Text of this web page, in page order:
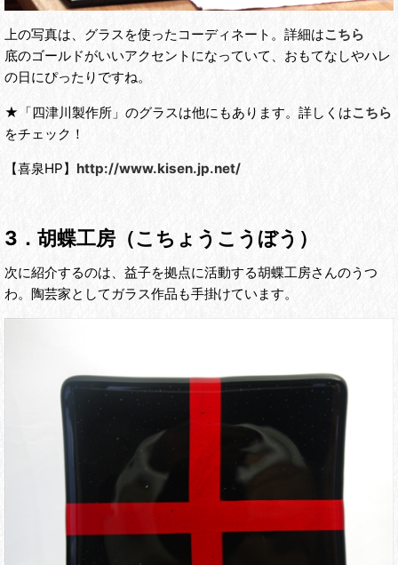
上の写真は、グラスを使ったコーディネート。詳細はこちら
底のゴールドがいいアクセントになっていて、おもてなしやハレ
の日にぴったりですね。
★「四津川製作所」のグラスは他にもあります。詳しくはこちら
をチェック！
【喜泉HP】 http://www.kisen.jp.net/
3．胡蝶工房（こちょうこうぼう）
次に紹介するのは、益子を拠点に活動する胡蝶工房さんのうつ
わ。陶芸家としてガラス作品も手掛けています。